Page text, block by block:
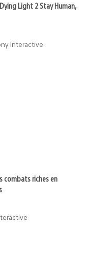
Light 2 Stay Human,
Interactive
combats riches en